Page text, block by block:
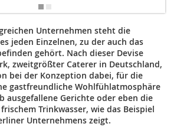
Unternehmen steht die
­jeden Einzelnen, zu der auch das
gehört. Nach dieser Devise
zweitgrößter Caterer in Deutschland,
bei der Konzeption dabei, für die
gastfreundliche Wohlfühlatmosphäre
ausgefallene ­Gerichte oder eben die
Trinkwasser, wie das Beispiel
Unternehmens zeigt.